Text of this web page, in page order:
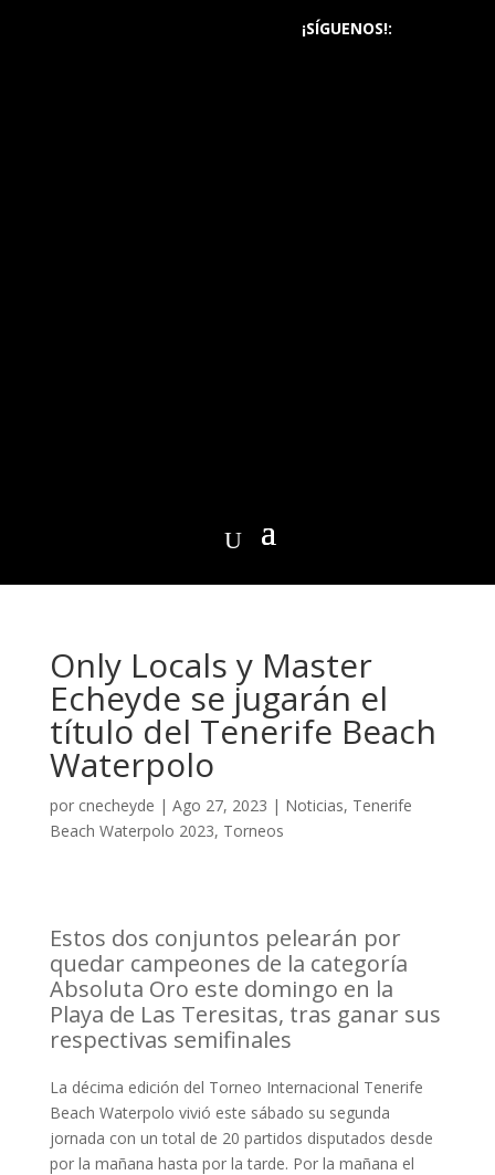
¡SÍGUENOS!:
Only Locals y Master
Echeyde se jugarán el
título del Tenerife Beach
Waterpolo
por cnecheyde | Ago 27, 2023 | Noticias, Tenerife
Beach Waterpolo 2023, Torneos
Estos dos conjuntos pelearán por
quedar campeones de la categoría
Absoluta Oro este domingo en la
Playa de Las Teresitas, tras ganar sus
respectivas semifinales
La décima edición del Torneo Internacional Tenerife
Beach Waterpolo vivió este sábado su segunda
jornada con un total de 20 partidos disputados desde
por la mañana hasta por la tarde. Por la mañana el